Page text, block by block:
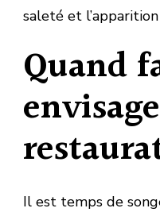
saleté et
Quand
Il est temps de